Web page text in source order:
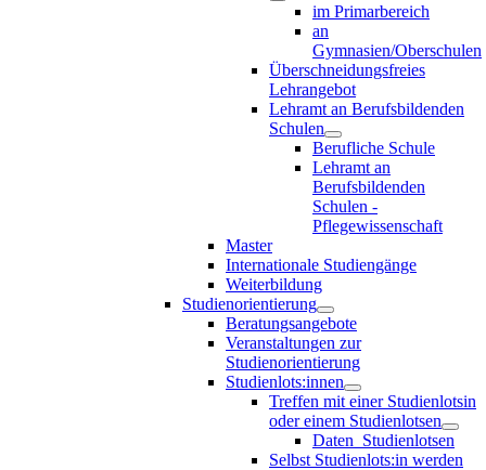
im Primarbereich
an
Gymnasien/Oberschulen
Überschneidungsfreies
Lehrangebot
Lehramt an Berufsbildenden
Schulen
Berufliche Schule
Lehramt an
Berufsbildenden
Schulen -
Pflegewissenschaft
Master
Internationale Studiengänge
Weiterbildung
Studienorientierung
Beratungsangebote
Veranstaltungen zur
Studienorientierung
Studienlots:innen
Treffen mit einer Studienlotsin
oder einem Studienlotsen
Daten_Studienlotsen
Selbst Studienlots:in werden